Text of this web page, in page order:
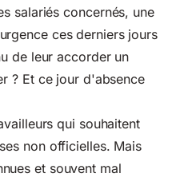
salariés concernés, une
ces derniers jours
de leur accorder un
? Et ce jour d'absence
qui souhaitent
non officielles. Mais
et souvent mal